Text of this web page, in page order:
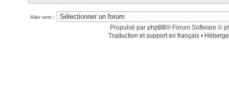
Aller vers :
Propulsé par phpBB® Forum Software ©
Traduction et support en français •